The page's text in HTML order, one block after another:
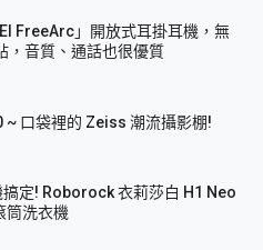
FreeArc」開放式耳掛耳機，無
，音質、通話也很優質
~ 口袋裡的 Zeiss 潮流攝影棚!
定! Roborock 衣莉莎白 H1 Neo
筒洗衣機